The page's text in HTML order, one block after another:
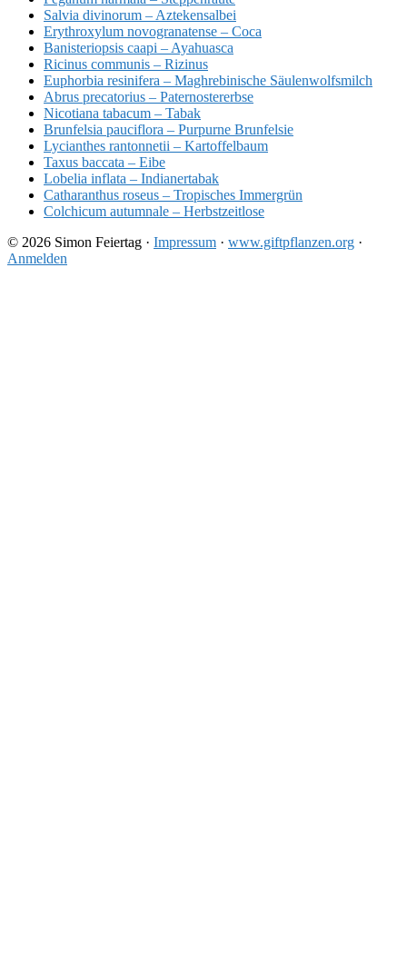
Salvia divinorum – Aztekensalbei
Erythroxylum novogranatense – Coca
Banisteriopsis caapi – Ayahuasca
Ricinus communis – Rizinus
Euphorbia resinifera – Maghrebinische Säulenwolfsmilch
Abrus precatorius – Paternostererbse
Nicotiana tabacum – Tabak
Brunfelsia pauciflora – Purpurne Brunfelsie
Lycianthes rantonnetii – Kartoffelbaum
Taxus baccata – Eibe
Lobelia inflata – Indianertabak
Catharanthus roseus – Tropisches Immergrün
Colchicum autumnale – Herbstzeitlose
© 2026 Simon Feiertag · Impressum · www.giftpflanzen.org ·
Anmelden